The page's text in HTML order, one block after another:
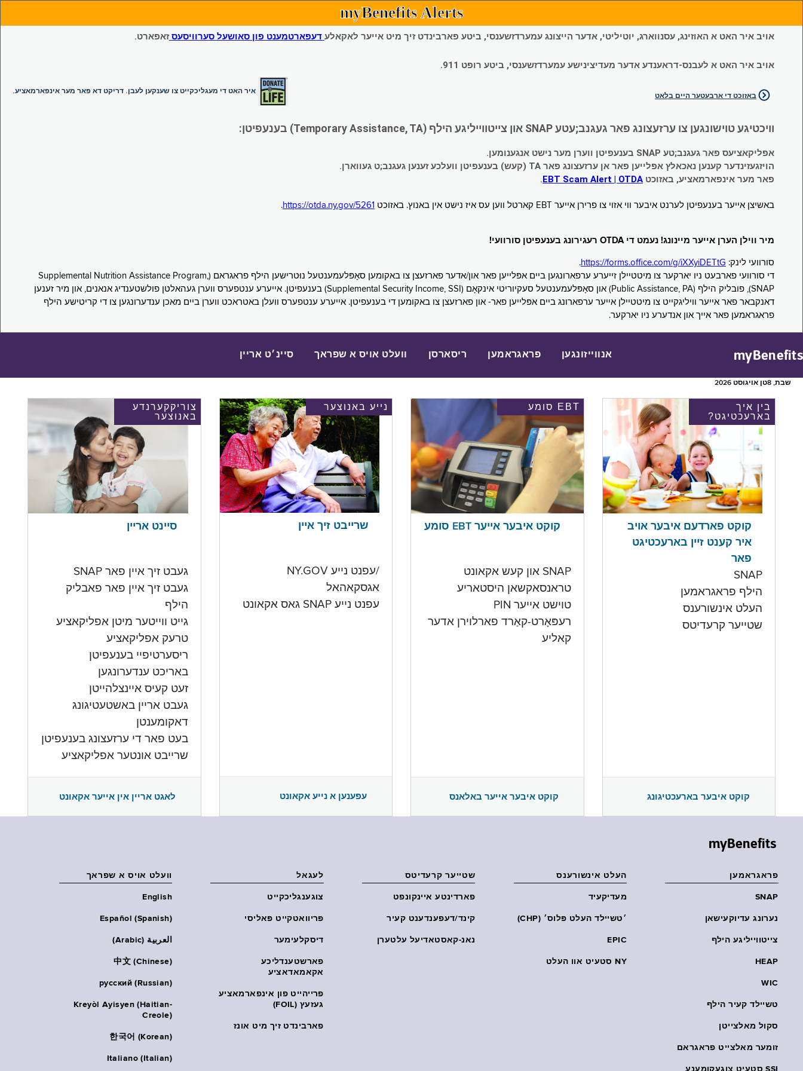
myBenefits Alerts
אויב איר האט א האוזינג, עסנווארג, יוטיליטי, אדער הייצונג עמערדזשענסי, ביטע פארבינדט זיך מיט אייער לאקאלע דעפארטמענט פון סאושעל סערוויסעסזאפארט.
אויב איר האט א לעבנס-דראענדע אדער מעדיצינישע עמערדזשענסי, ביטע רופט 911.
איר האט די מעגליכקייט צו שענקען לעבן. דריקט דא פאר מער אינפארמאציע.
באזוכט די ארבעטער היים בלאט
וויכטיגע טוישונגען צו ערזעצונג פאר געגנב;עטע SNAP און צייטווייליגע הילף (Temporary Assistance, TA) בענעפיטן:
אפליקאציעס פאר געגנב;טע SNAP בענעפיטן ווערן מער נישט אנגענומען.
הויזגעזינדער קענען נאכאלץ אפּלייען פאר אן ערזעצונג פאר TA (קעש) בענעפיטן וועלכע זענען געגנב;ט געווארן.
פאר מער אינפארמאציע, באזוכטEBT Scam Alert | OTDA
.
באשיצן אייער בענעפיטן לערנט איבער ווי אזוי צו פרירן אייער EBT קארטל ווען עס איז נישט אין באנוץ. באזוכט https://otda.ny.gov/5261
.
מיר ווילן הערן אייער מיינונג! נעמט די OTDA רעגירונג בענעפיטן סורוועי!
סורוועי לינק: https://forms.office.com/g/iXXyiDETtG
.
די סורוועי פארבעט ניו יארקער צו מיטטיילן זייערע ערפארונגען ביים אפּלייען פאר און/אדער פארזעצן צו באקומען סאָפּלעמענטעל נוּטרישען הילף פראגראם (Supplemental Nutrition Assistance Program,
SNAP), פובליק הילף (Public Assistance, PA) און סאָפּלעמענטעל סעקיוריטי אינקאָם (Supplemental Security Income, SSI) בענעפיטן. אייערע ענטפערס ווערן געהאלטן פולשטענדיג אנאנים, און מיר זענען
דאנקבאר פאר אייער וויליגקייט צו מיטטיילן אייער ערפארונג ביים אפּלייען פאר- און פארזעצן צו באקומען די בענעפיטן. אייערע ענטפערס וועלן באטראכט ווערן ביים מאכן ענדערונגען צו די קריטישע הילף
פראגראמען פאר אייך און אנדערע ניו יארקער.
myBenefits אנווייזונגען פראגראמען ריסארסן וועלט אויס א שפראך סיינ׳ט אריין
שבת, 8טן אויגוסט 2026
צוריקקערנדע
באנוצער
סיינט אריין
געבט זיך איין פאר SNAP
געבט זיך איין פאר פאבליק
הילף
גייט ווייטער מיטן אפליקאציע
טרעק אפליקאציע
ריסערטיפיי בענעפיטן
באריכט ענדערונגען
זעט קעיס איינצלהייטן
געבט אריין באשטעטיגונג
דאקומענטן
בעט פאר די ערזעצונג בענעפיטן
שרייבט אונטער אפליקאציע
לאגט אריין אין אייער אקאונט
נייע באנוצער
שרייבט זיך איין
/עפנט נייע NY.GOV
אגסקאהאל
עפנט נייע SNAP גאס אקאונט
עפענען א נייע אקאונט
EBT סומע
קוקט איבער אייער EBT סומע
SNAP און קעש אקאונט
טראנסאקשאן היסטאריע
טוישט אייער PIN
רעפּאָרט-קאַרד פארלוירן אדער
קאליע
קוקט איבער אייער באלאנס
בין איך
בארעכטיגט?
קוקט פארדעם איבער אויב
איר קענט זיין בארעכטיגט
פאר
SNAP
הילף פראגראמען
העלט אינשורענס
שטייער קרעדיטס
קוקט איבער בארעכטיגונג
myBenefits
פראגראמען
SNAP
נערונג עדיוקעישאן
צייטווייליגע הילף
HEAP
WIC
טשיילד קעיר הילף
סקול מאלצייטן
זומער מאלצייט פראגראם
SSI סטעיט צוגעקומענע
העלט אינשורענס
מעדיקעיד
׳טשיילד העלט פּלוס׳ (CHP)
EPIC
NY סטעיט אוו העלט
שטייער קרעדיטס
פארדינטע איינקונפט
קינד/דעפענדענט קעיר
נאנ-קאסטאדיעל עלטערן
לעגאל
צוגענגליכקייט
פּריוואטקייט פּאליסי
דיסקלעימער
פארשטענדליכע
אקאמאדאציע
פרייהייט פון אינפארמאציע
געזעץ (FOIL)
פארבינדט זיך מיט אונז
וועלט אויס א שפראך
English
Español (Spanish)
العربية (Arabic)
中文 (Chinese)
русский (Russian)
Kreyòl Ayisyen (Haitian-
Creole)
한국어 (Korean)
Italiano (Italian)